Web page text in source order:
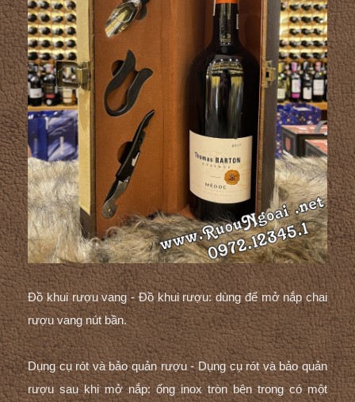
Đồ khui rượu vang - Đồ khui rượu: dùng đểmở nắp chai
rượu vangnút bần.
Dụng cụ rót và bảo quản rượu - Dụng cụ rót và bảo quản
rượu sau khi mở nắp: ống inox tròn bên trong có một